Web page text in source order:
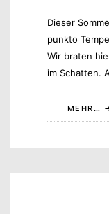
Dieser
punkto
Wir braten
im Schatten.
MEHR…